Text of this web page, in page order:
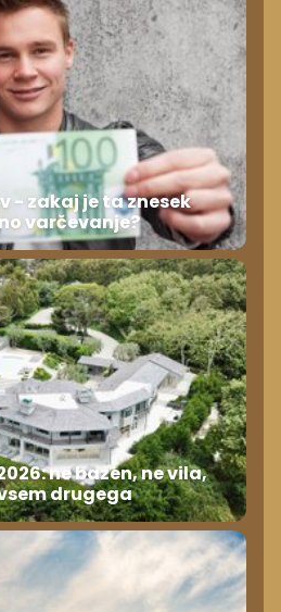
- zakaj je ta znesek
varčevanje?
ne bazen, ne vila,
drugega